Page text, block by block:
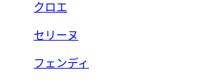
クロエ
セリーヌ
フェンディ